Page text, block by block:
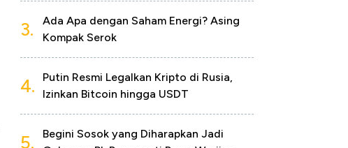
3.
Ada Apa dengan Saham Energi? Asing
Kompak Serok
4.
Putin Resmi Legalkan Kripto di Rusia,
Izinkan Bitcoin hingga USDT
5.
Begini Sosok yang Diharapkan Jadi